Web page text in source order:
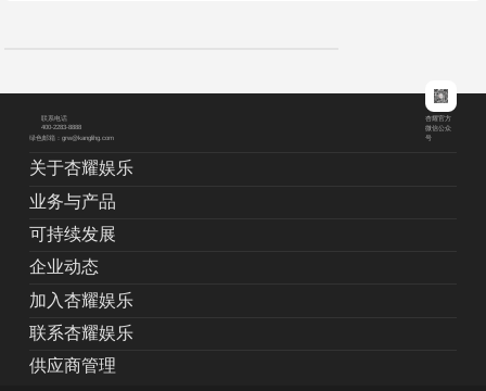
联系电话
400-2283-8888
绿色邮箱：grw@kanglihg.com
杏耀官方
微信公众
号
关于杏耀娱乐
业务与产品
可持续发展
企业动态
加入杏耀娱乐
联系杏耀娱乐
供应商管理